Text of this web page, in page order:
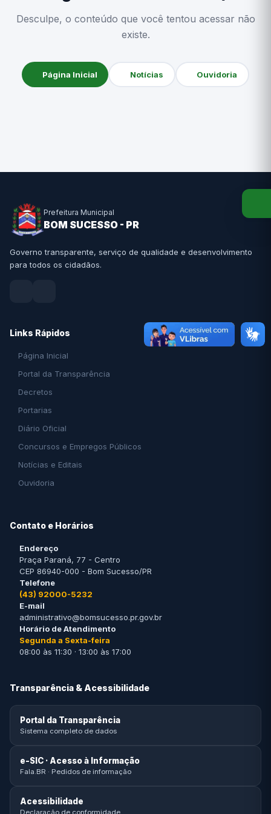
Desculpe, o conteúdo que você tentou acessar não
existe.
Página Inicial Notícias Ouvidoria
Prefeitura Municipal
BOM SUCESSO - PR
Governo transparente, serviço de qualidade e desenvolvimento
para todos os cidadãos.
Links Rápidos
Página Inicial
Portal da Transparência
Decretos
Portarias
Diário Oficial
Concursos e Empregos Públicos
Notícias e Editais
Ouvidoria
Contato e Horários
Endereço
Praça Paraná, 77 - Centro
CEP 86940-000 - Bom Sucesso/PR
Telefone
(43) 92000-5232
E-mail
administrativo@bomsucesso.pr.gov.br
Horário de Atendimento
Segunda a Sexta-feira
08:00 às 11:30 · 13:00 às 17:00
Transparência & Acessibilidade
Portal da Transparência
Sistema completo de dados
e-SIC · Acesso à Informação
Fala.BR · Pedidos de informação
Acessibilidade
Declaração de conformidade